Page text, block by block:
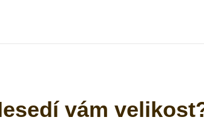
vám